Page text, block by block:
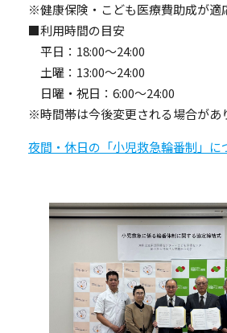
※健康保険・こども医療費助成が適
■利用時間の目安
平日：18:00～24:00
土曜：13:00～24:00
日曜・祝日：6:00～24:00
※時間帯は今後変更される場合があ
夜間・休日の「小児救急輪番制」に